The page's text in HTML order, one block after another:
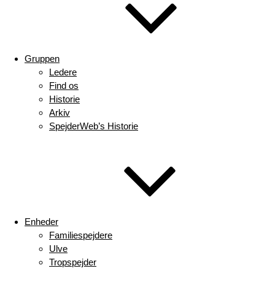
Gruppen
Ledere
Find os
Historie
Arkiv
SpejderWeb’s Historie
Enheder
Familiespejdere
Ulve
Tropspejder